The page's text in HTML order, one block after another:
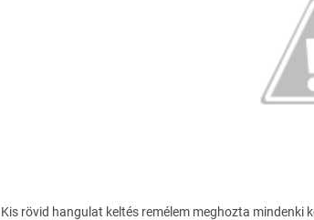
Kis rövid hangulat keltés remélem meghozta